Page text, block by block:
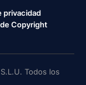
privacidad
Copyright
Todos los